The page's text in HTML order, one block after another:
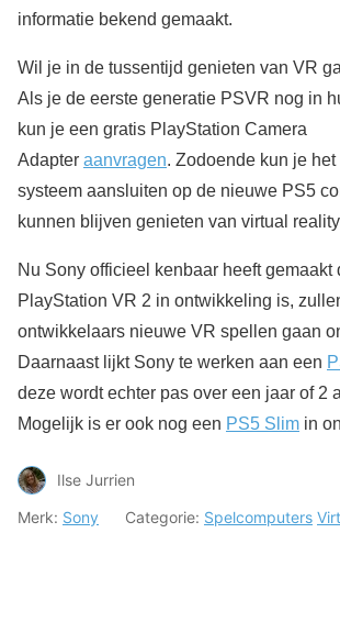
informatie bekend gemaakt.
Wil je in de tussentijd genieten van VR
Als je de eerste generatie PSVR nog in
kun je een gratis PlayStation Camera
Adapter aanvragen. Zodoende kun je
systeem aansluiten op de nieuwe PS5
kunnen blijven genieten van virtual
Nu Sony officieel kenbaar heeft gemaakt
PlayStation VR 2 in ontwikkeling is,
ontwikkelaars nieuwe VR spellen gaan
Daarnaast lijkt Sony te werken aan een
deze wordt echter pas over een jaar of 2
Mogelijk is er ook nog een PS5 Slim in
Ilse Jurrien
Merk: Sony Categorie: Spelcomputers